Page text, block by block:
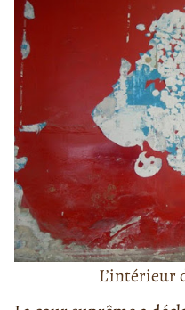
L’intérieur